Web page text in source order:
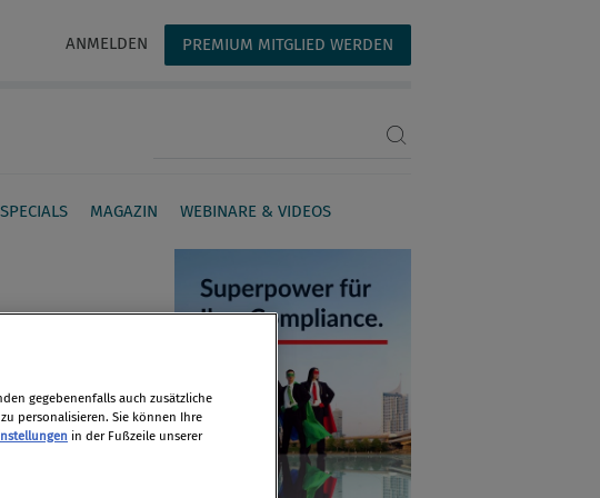
ANMELDEN PREMIUM MITGLIED WERDEN
MAGAZIN WEBINARE & VIDEOS
gegebenenfalls auch zusätzliche
personalisieren. Sie können Ihre
in der Fußzeile unserer